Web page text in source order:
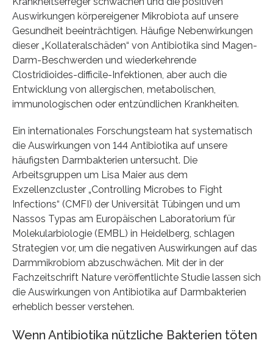
Auswirkungen körpereigener Mikrobiota auf unsere
Gesundheit beeinträchtigen. Häufige Nebenwirkungen
dieser „Kollateralschäden“ von Antibiotika sind Magen-
Darm-Beschwerden und wiederkehrende
Clostridioides-difficile-Infektionen, aber auch die
Entwicklung von allergischen, metabolischen,
immunologischen oder entzündlichen Krankheiten.
Ein internationales Forschungsteam hat systematisch
die Auswirkungen von 144 Antibiotika auf unsere
häufigsten Darmbakterien untersucht. Die
Arbeitsgruppen um Lisa Maier aus dem
Exzellenzcluster „Controlling Microbes to Fight
Infections“ (CMFI) der Universität Tübingen und um
Nassos Typas am Europäischen Laboratorium für
Molekularbiologie (EMBL) in Heidelberg, schlagen
Strategien vor, um die negativen Auswirkungen auf das
Darmmikrobiom abzuschwächen. Mit der in der
Fachzeitschrift Nature veröffentlichte Studie lassen sich
die Auswirkungen von Antibiotika auf Darmbakterien
erheblich besser verstehen.
Wenn Antibiotika nützliche Bakterien töten